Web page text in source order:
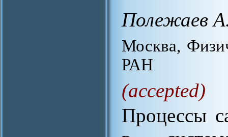
Полежаев
Москва,
РАН
(accepted)
Процессы